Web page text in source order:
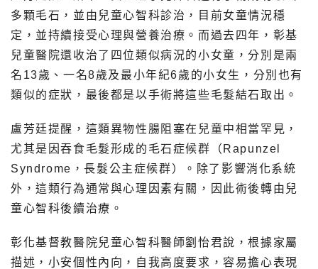
多顆毛石，並由兒童心智科診治，目前女童情況穩
定，並持續接受心理與營養治療。而過去四年，彰基
兒童醫院還收治了四位類似病況的小女童，分別是兩
名13歲、一名8歲及最小年紀6歲的小女生，分別也有
類似的症狀，最後都是以手術將這些毛髮結石取出。
盧芳廷提醒，這類異物性腸阻塞在兒童中相當罕見，
尤其是因吞食毛髮形成的毛石症候群（Rapunzel
Syndrome，長髮公主症候群）。除了影響消化系統
外，這類行為通常與心理因素有關，因此術後轉由兒
童心智科後續治療。
彰化基督教醫院兒童心智科醫師劉怡君說，根據家屬
描述，小安個性內向，自我高度要求，容易擔心表現